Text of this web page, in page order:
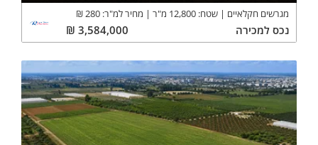
מגרשים חקלאיים
שטח: 12,800 מ"ר מחיר למ"ר: 280
₪
נכס למכירה 3,584,000
₪